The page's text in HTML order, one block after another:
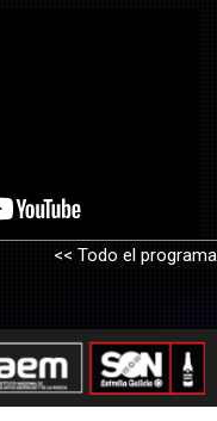
<< Todo el programa